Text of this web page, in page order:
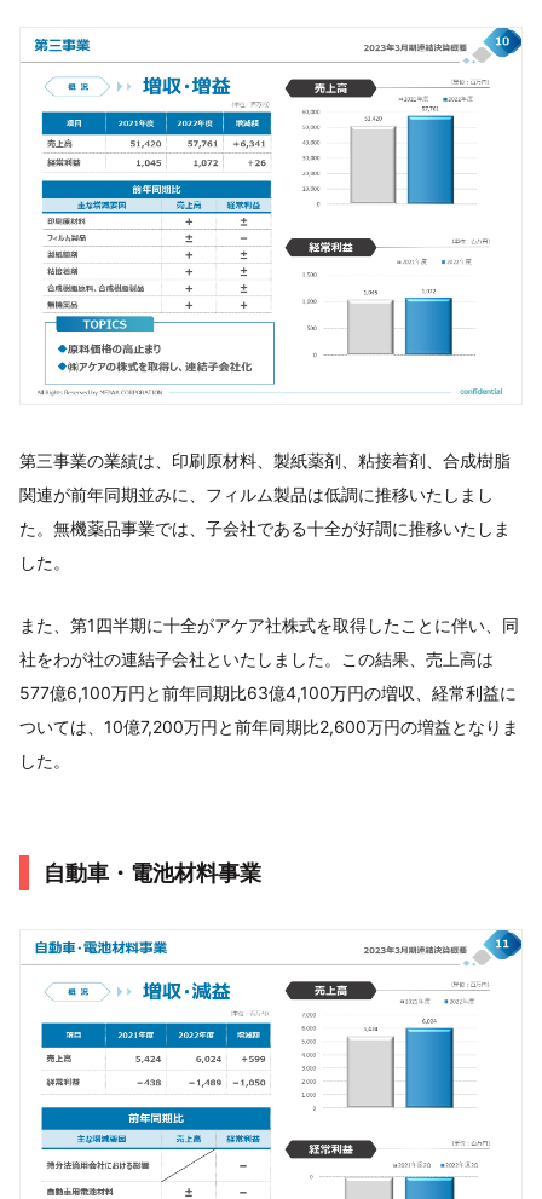
第三事業の業績は、印刷原材料、製紙薬剤、粘接着剤、合成樹脂
関連が前年同期並みに、フィルム製品は低調に推移いたしまし
た。無機薬品事業では、子会社である十全が好調に推移いたしま
した。
また、第1四半期に十全がアケア社株式を取得したことに伴い、同
社をわが社の連結子会社といたしました。この結果、売上高は
577億6,100万円と前年同期比63億4,100万円の増収、経常利益に
ついては、10億7,200万円と前年同期比2,600万円の増益となりま
した。
自動車・電池材料事業